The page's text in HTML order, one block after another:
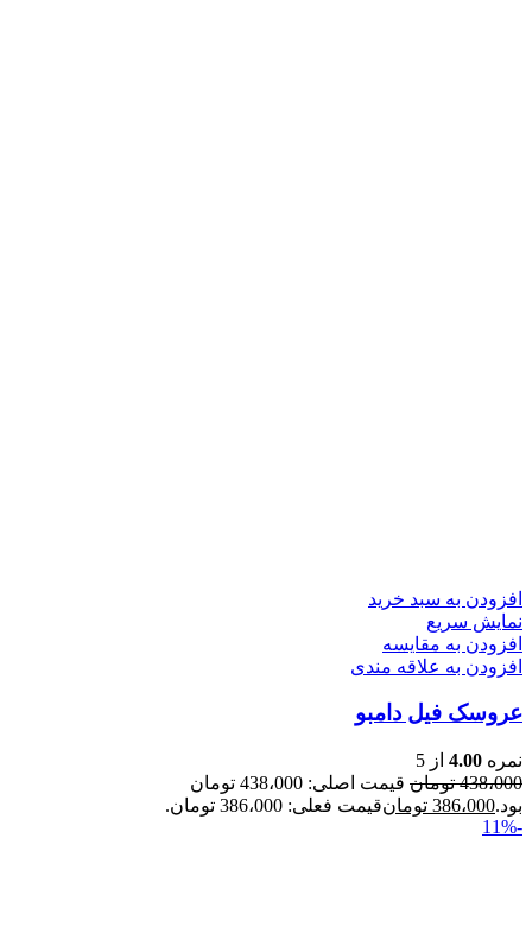
افزودن به سبد خرید
نمایش سریع
افزودن به مقایسه
افزودن به علاقه مندی
عروسک فیل دامبو
نمره 4.00 از 5
438،000 تومان
قیمت اصلی: 438،000 تومان
بود.386،000 تومانقیمت فعلی: 386،000 تومان.
-11%